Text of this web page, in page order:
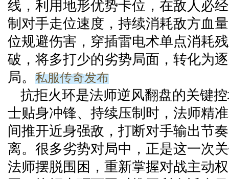
线，利用地形优势卡位，在敌人必
制对手走位速度，持续消耗敌方血
位规避伤害，穿插雷电术单点消耗
破，将多打少的劣势局面，转化为
局。 私服传奇发布
抗拒火环是法师逆风翻盘的关键
士贴身冲锋、持续压制时，法师精
间推开近身强敌，打断对手输出节
离。很多劣势对局中，正是这一次
法师摆脱围困，重新掌握对战主动